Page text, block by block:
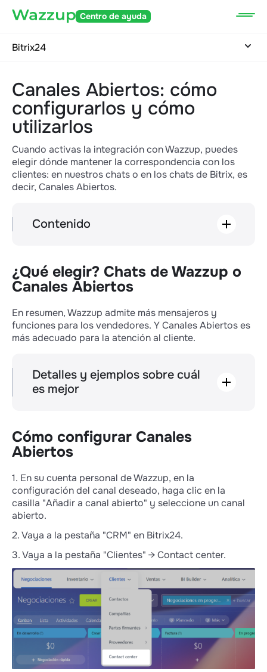
Centro de ayuda
Bitrix24
Canales Abiertos: cómo
configurarlos y cómo
utilizarlos
Cuando activas la integración con Wazzup, puedes
elegir dónde mantener la correspondencia con los
clientes: en nuestros chats o en los chats de Bitrix, es
decir, Canales Abiertos.
Contenido
Cómo configurar Canales Abiertos
Cómo eliminar la respuesta automática
"Bienvenido al Canal Abierto"
Abierto
Cómo escribir primero desde el canal de
WhatsApp o Telegram
automatización
¿Qué elegir? Chats de Wazzup o
Canales Abiertos
En resumen, Wazzup admite más mensajeros y
funciones para los vendedores. Y Canales Abiertos es
más adecuado para la atención al cliente.
Detalles y ejemplos sobre cuál
es mejor
leído su mensaje para saber cómo proceder.
Wazzup admite todos los estados de
mensajería, mientras que Canal Abierto no,
solo puedes confiar en tu instinto.
La grabación de voz no está disponible en
Canales Abiertos
mensajes de voz. A veces un cliente lo pide, o
el gerente necesita urgentemente dar mucha
información. En estos casos en Wazzup el
vendedor puede grabar un mensaje de voz,
pero en Canal Abierto no, es sólo texto.
Sólo puedes escribir a Instagram a través
de Canales Abiertos en directo
Si necesitas responder a comentarios en
Instagram, puedes hacerlo en los chats de
Wazzup. En los Canales Abiertos, no se puede
Cómo configurar Canales
Abiertos
1. En su cuenta personal de Wazzup, en la
configuración del canal deseado, haga clic en la
casilla "Añadir a canal abierto" y seleccione un canal
abierto.
2. Vaya a la pestaña "CRM" en Bitrix24.
3. Vaya a la pestaña "Clientes" → Contact center.